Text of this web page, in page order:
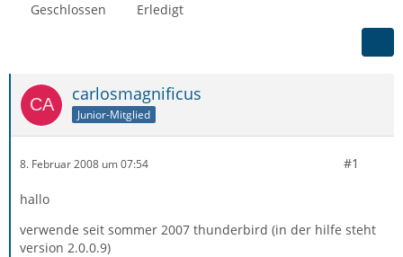
Geschlossen
Erledigt
carlosmagnificus
Junior-Mitglied
8. Februar 2008 um 07:54 #1
hallo
verwende seit sommer 2007 thunderbird (in der hilfe steht
version 2.0.0.9)